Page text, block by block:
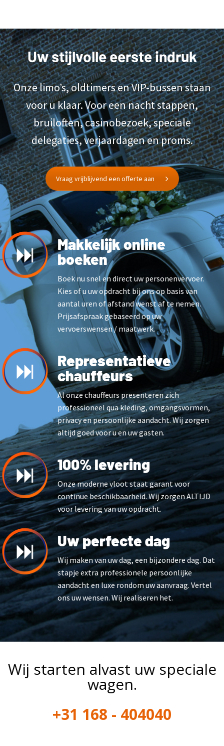
Uw stijlvolle eerste indruk
Onze limo’s, oldtimers en VIP-bussen staan
voor u klaar. Voor een nacht stappen,
bruiloften, casinobezoek, speciale
delegaties, verjaardagen en proms.
Vraag vrijblijvend een offerte aan
Makkelijk online
boeken
Boek nu snel en direct uw personenvervoer.
Kies of u uw opdracht bij ons op basis van
aantal uren of afstand wenst af te nemen.
Prijsafspraak gebaseerd op uw
vervoerswensen / maatwerk.
Representatieve
chauffeurs
Al onze chauffeurs presenteren zich
professioneel qua kleding, omgangsvormen,
privacy en persoonlijke aandacht. Wij zorgen
altijd goed voor u en uw gasten.
100% levering
Onze moderne vloot staat garant voor
continue beschikbaarheid. Wij zorgen ALTIJD
voor levering van uw opdracht.
Uw perfecte dag
Wij maken van uw dag, een bijzondere dag. Dat
stapje extra professionele persoonlijke
aandacht en luxe rondom uw aanvraag. Vertel
ons uw wensen. Wij realiseren het.
Wij starten alvast uw speciale
wagen.
+31 168 - 404040